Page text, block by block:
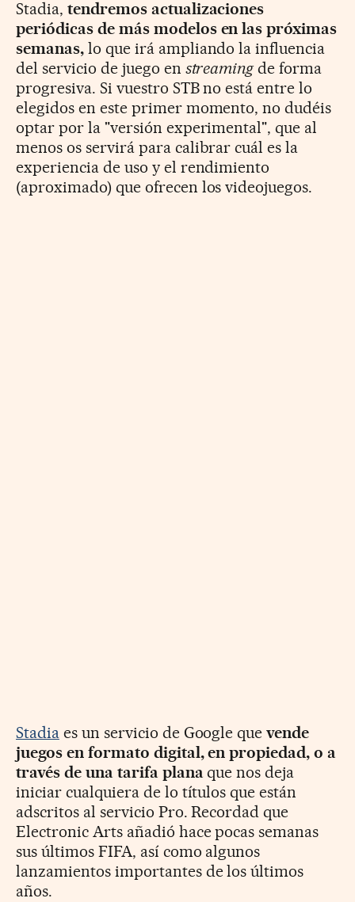
Stadia, tendremos actualizaciones
periódicas de más modelos en las próximas
semanas,lo que irá ampliando la influencia
del servicio de juego en streamingde forma
progresiva. Si vuestro STB no está entre lo
elegidos en este primer momento, no dudéis
optar por la "versión experimental", que al
menos os servirá para calibrar cuál es la
experiencia de uso y el rendimiento
(aproximado) que ofrecen los videojuegos.
Stadiaes un servicio de Google quevende
juegos en formato digital, en propiedad, o a
través de una tarifa plana que nos deja
iniciar cualquiera de lo títulos que están
adscritos al servicio Pro. Recordad que
Electronic Arts añadió hace pocas semanas
sus últimos FIFA, así como algunos
lanzamientos importantes de los últimos
años.